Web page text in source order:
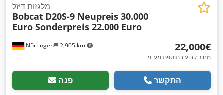
Nürtingen 2,905 km
מלגזות דיזל
Bobcat D20S-9 Neupreis 30.000
Euro Sonderpreis 22.000 Euro
‏22,000 ‏€
מחיר קבוע בתוספת מע"מ
פנה התקשר